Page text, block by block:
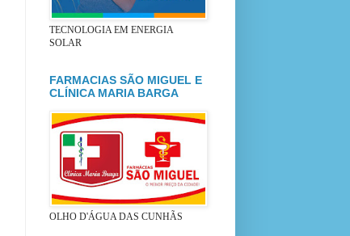
TECNOLOGIA EM ENERGIA
SOLAR
FARMACIAS SÃO MIGUEL E
CLÍNICA MARIA BARGA
OLHO D'ÁGUA DAS CUNHÃS